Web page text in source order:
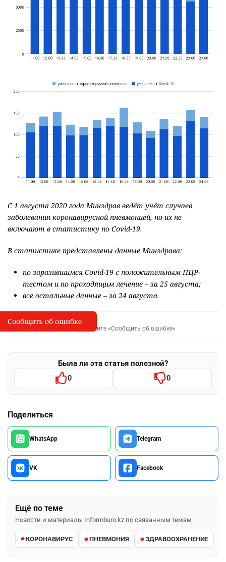
С 1 августа 2020 года Минздрав ведёт учёт случаев
заболевания коронавирусной пневмонией, но их не
включают в статистику по Covid-19.
В статистике представлены данные Минздрава:
по заразившимся Covid-19 с положительным ПЦР-
тестом и по проходящим лечение – за 25 августа;
все остальные данные – за 24 августа.
I
Сообщить об опечатке
Выделите фрагмент и нажмите «Сообщить об ошибке»
Была ли эта статья полезной?
0 0
Поделиться
WhatsApp Telegram
VK Facebook
Ещё по теме
Новости и материалы Informburo.kz по связанным темам
КОРОНАВИРУС ПНЕВМОНИЯ ЗДРАВООХРАНЕНИЕ
Сообщить об ошибке